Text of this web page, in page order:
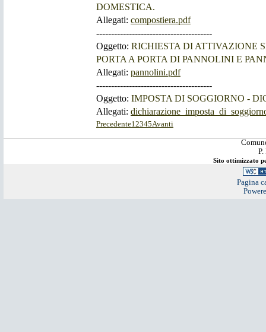
DOMESTICA.
Allegati: compostiera.pdf
---------------------------------------
Oggetto: RICHIESTA DI ATTIVAZIONE
PORTA A PORTA DI PANNOLINI E
Allegati: pannolini.pdf
---------------------------------------
Oggetto: IMPOSTA DI SOGGIORNO -
Allegati:
Precedente12345Avanti
Sito ottimizzato
Pagina